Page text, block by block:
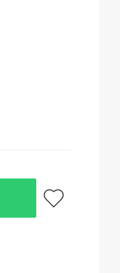
Toevoegen aan